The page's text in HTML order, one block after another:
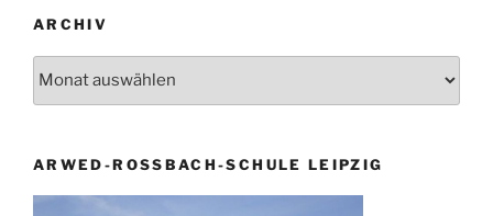
ARCHIV
ARWED-ROSSBACH-SCHULE LEIPZIG